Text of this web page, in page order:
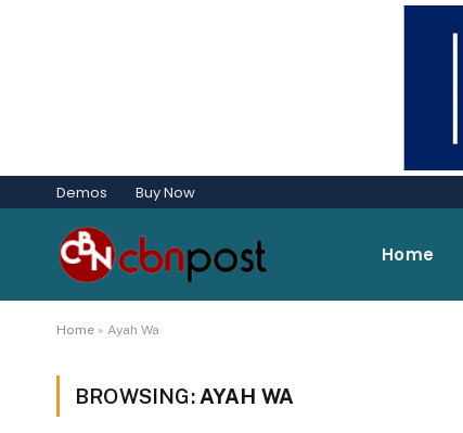
Demos Buy Now
Home
Home » Ayah Wa
BROWSING: AYAH WA